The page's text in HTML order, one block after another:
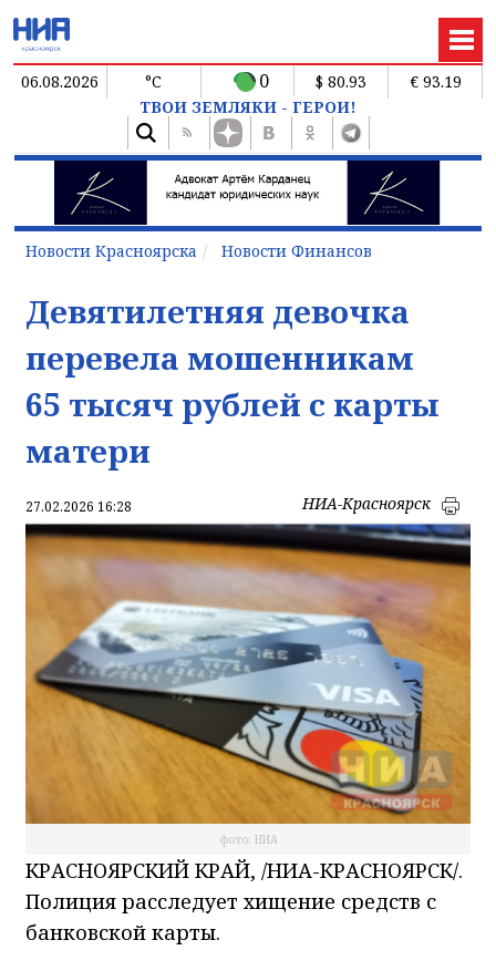
06.08.2026 °C 0 $ 80.93
€ 93.19
ТВОИ ЗЕМЛЯКИ - ГЕРОИ!
Новости Красноярска Новости Финансов
Девятилетняя девочка
перевела мошенникам
65 тысяч рублей с карты
матери
27.02.2026 16:28 НИА-Красноярск
фото: НИА
КРАСНОЯРСКИЙ КРАЙ, /НИА-КРАСНОЯРСК/.
Полиция расследует хищение средств с
банковской карты.